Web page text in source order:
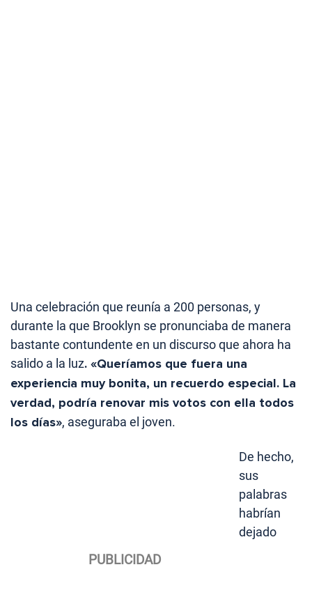
Una celebración que reunía a 200 personas, y
durante la que Brooklyn se pronunciaba de manera
bastante contundente en un discurso que ahora ha
salido a la luz. «Queríamos que fuera una
experiencia muy bonita, un recuerdo especial. La
verdad, podría renovar mis votos con ella todos
los días», aseguraba el joven.
De hecho,
sus
palabras
habrían
dejado